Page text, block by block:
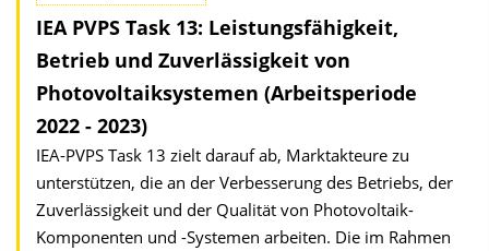
IEA PVPS Task 13: Leistungsfähigkeit,
Betrieb und Zuverlässigkeit von
Photovoltaiksystemen (Arbeitsperiode
2022 - 2023)
IEA-PVPS Task 13 zielt darauf ab, Marktakteure zu
unterstützen, die an der Verbesserung des Betriebs, der
Zuverlässigkeit und der Qualität von Photovoltaik-
Komponenten und -Systemen arbeiten. Die im Rahmen